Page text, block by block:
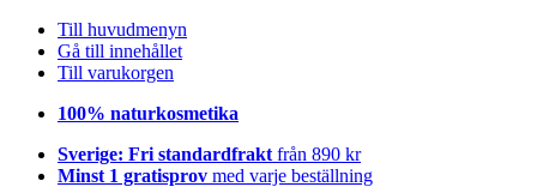
Till huvudmenyn
Gå till innehållet
Till varukorgen
100% naturkosmetika
Sverige: Fri standardfrakt från 890 kr
Minst 1 gratisprov med varje beställning